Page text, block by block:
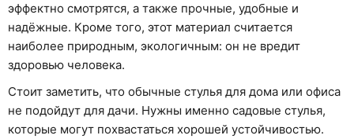
эффектно смотрятся, а также прочные, удобные и
надёжные. Кроме того, этот материал считается
наиболее природным, экологичным: он не вредит
здоровью человека.
Стоит заметить, что обычные стулья для дома или офиса
не подойдут для дачи. Нужны именно садовые стулья,
которые могут похвастаться хорошей устойчивостью.